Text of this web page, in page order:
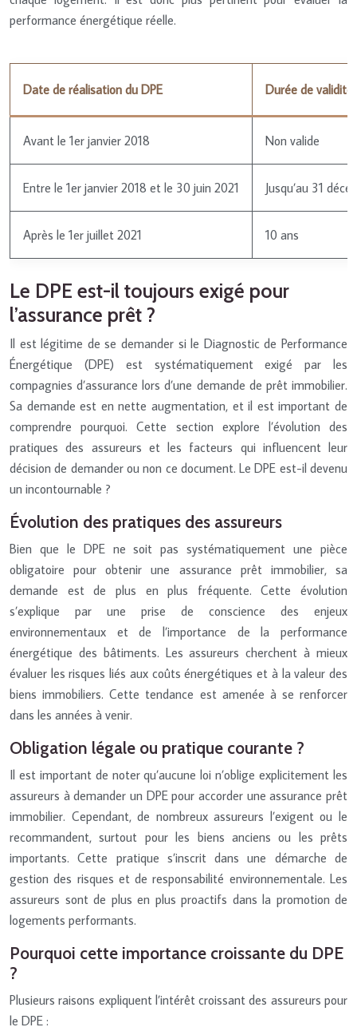
performance énergétique réelle.
Date de réalisation du DPE Durée de validité
Avant le 1er janvier 2018 Non valide
Entre le 1er janvier 2018 et le 30 juin 2021 Jusqu’au 31
Après le 1er juillet 2021 10 ans
Le DPE est-il toujours exigé pour
l’assurance prêt ?
Il est légitime de se demander si le Diagnostic de Performance
Énergétique (DPE) est systématiquement exigé par les
compagnies d’assurance lors d’une demande de prêt immobilier.
Sa demande est en nette augmentation, et il est important de
comprendre pourquoi. Cette section explore l’évolution des
pratiques des assureurs et les facteurs qui influencent leur
décision de demander ou non ce document. Le DPE est-il devenu
un incontournable ?
Évolution des pratiques des assureurs
Bien que le DPE ne soit pas systématiquement une pièce
obligatoire pour obtenir une assurance prêt immobilier, sa
demande est de plus en plus fréquente. Cette évolution
s’explique par une prise de conscience des enjeux
environnementaux et de l’importance de la performance
énergétique des bâtiments. Les assureurs cherchent à mieux
évaluer les risques liés aux coûts énergétiques et à la valeur des
biens immobiliers. Cette tendance est amenée à se renforcer
dans les années à venir.
Obligation légale ou pratique courante ?
Il est important de noter qu’aucune loi n’oblige explicitement les
assureurs à demander un DPE pour accorder une assurance prêt
immobilier. Cependant, de nombreux assureurs l’exigent ou le
recommandent, surtout pour les biens anciens ou les prêts
importants. Cette pratique s’inscrit dans une démarche de
gestion des risques et de responsabilité environnementale. Les
assureurs sont de plus en plus proactifs dans la promotion de
logements performants.
Pourquoi cette importance croissante du DPE
?
Plusieurs raisons expliquent l’intérêt croissant des assureurs pour
le DPE :